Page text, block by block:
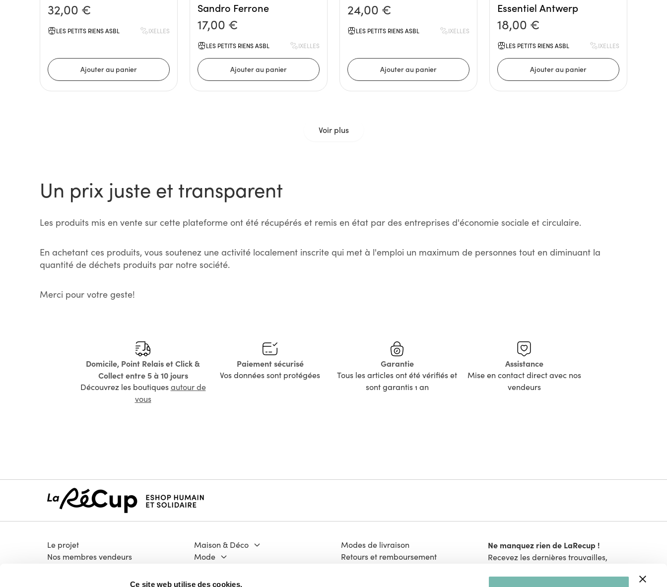
Ce site web utilise des cookies.
32,00 €
LES PETITS RIENS ASBL IXELLES
Sandro Ferrone
17,00 €
LES PETITS RIENS ASBL IXELLES
24,00 €
LES PETITS RIENS ASBL IXELLES
Essentiel Antwerp
18,00 €
LES PETITS RIENS ASBL IXELLES
Voir plus
Un prix juste et transparent
Les produits mis en vente sur cette plateforme ont été récupérés et remis en état par des entreprises d'économie sociale et circulaire.
En achetant ces produits, vous soutenez une activité localement inscrite qui met à l'emploi un maximum de personnes tout en diminuant la
quantité de déchets produits par notre société.
Merci pour votre geste!
Domicile, Point Relais et Click &
Collect entre 5 à 10 jours
Découvrez les boutiquesautour de
vous
Paiement sécurisé
Vos données sont protégées
Garantie
Tous les articles ont été vérifiés et
sont garantis 1 an
Assistance
Mise en contact direct avec nos
vendeurs
Le projet
Nos membres vendeurs
Maison & Déco
Mode
Bricolage & Matériaux
Modes de livraison
Retours et remboursement
Ne manquez rien de LaRecup !
Recevez les dernières trouvailles,